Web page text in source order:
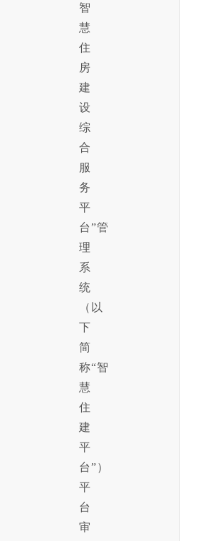
智
慧
住
房
建
设
综
合
服
务
平
台”管
理
系
统
（以
下
简
称“智
慧
住
建
平
台”）
平
台
审